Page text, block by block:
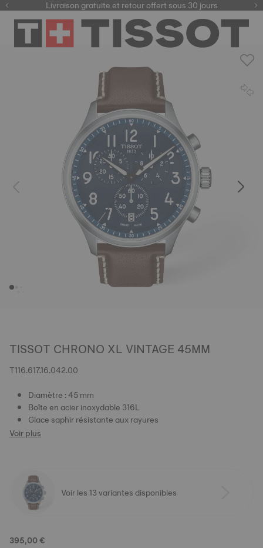
Livraison gratuite et retour offert sous 30 jours
TISSOT CHRONO XL VINTAGE 45MM
T116.617.16.042.00
Diamètre : 45 mm
Boîte en acier inoxydable 316L
Glace saphir résistante aux rayures
Voir plus
Voir les 13 variantes disponibles
395,00 €